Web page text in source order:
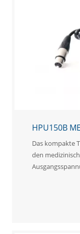
HPU150B
Das kompakte
den